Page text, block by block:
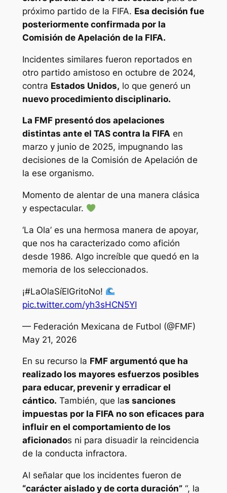
próximo partido de la FIFA. Esa decisión fue
posteriormente confirmada por la
Comisión de Apelación de la FIFA.
Incidentes similares fueron reportados en
otro partido amistoso en octubre de 2024,
contra Estados Unidos, lo que generó un
nuevo procedimiento disciplinario.
La FMF presentó dos apelaciones
distintas ante el TAS contra la FIFAen
marzo y junio de 2025, impugnando las
decisiones de la Comisión de Apelación de
la ese organismo.
Momento de alentar de una manera clásica
y espectacular.
‘La Ola’ es una hermosa manera de apoyar,
que nos ha caracterizado como afición
desde 1986. Algo increíble que quedó en la
memoria de los seleccionados.
¡#LaOlaSíElGritoNo!
pic.twitter.com/yh3sHCN5YI
— Federación Mexicana de Futbol (@FMF)
May 21, 2026
En su recurso la FMF argumentó que ha
realizado los mayores esfuerzos posibles
para educar, prevenir y erradicar el
cántico. También, que las sanciones
impuestas por la FIFA no son eficaces para
influir en el comportamiento de los
aficionados ni para disuadir la reincidencia
de la conducta infractora.
Al señalar que los incidentes fueron de
“carácter aislado y de corta duración”“, la